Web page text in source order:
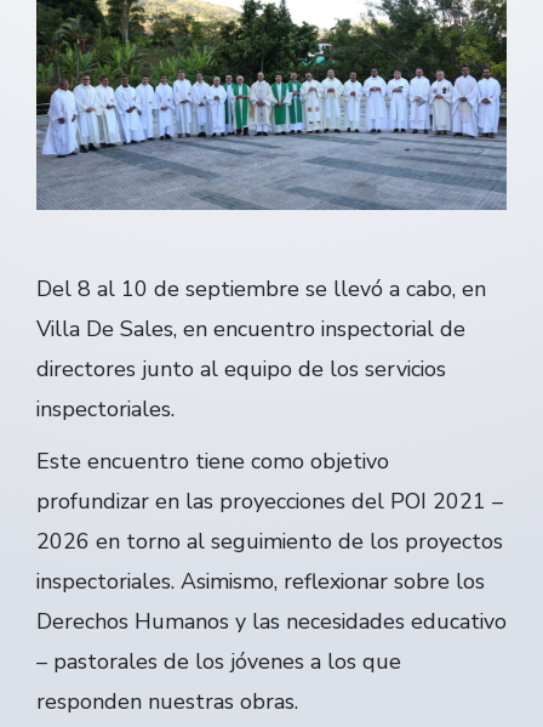
Del 8 al 10 de septiembre se llevó a cabo, en
Villa De Sales, en encuentro inspectorial de
directores junto al equipo de los servicios
inspectoriales.
Este encuentro tiene como objetivo
profundizar en las proyecciones del POI 2021 –
2026 en torno al seguimiento de los proyectos
inspectoriales. Asimismo, reflexionar sobre los
Derechos Humanos y las necesidades educativo
– pastorales de los jóvenes a los que
responden nuestras obras.